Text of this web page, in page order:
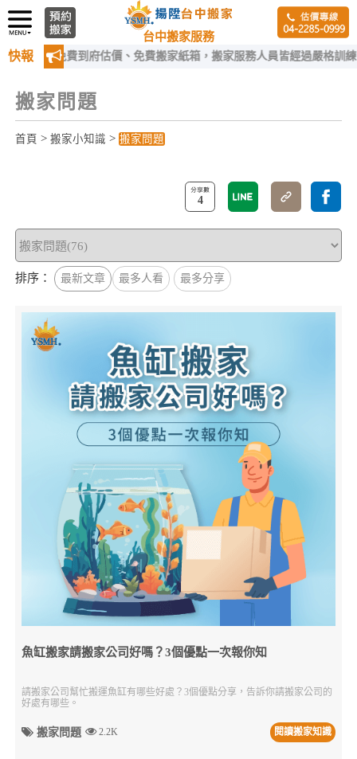
台中搬家服務
快報
到府估價、免費搬家紙箱，搬家服務人員皆經過嚴格訓練！
搬家問題
首頁 > 搬家小知識 > 搬家問題
4
排序： 最新文章 最多人看 最多分享
魚缸搬家請搬家公司好嗎？3個優點一次報你知
請搬家公司幫忙搬運魚缸有哪些好處？3個優點分享，告訴你請搬家公司的
好處有哪些。
搬家問題 2.2K 閱讀搬家知識